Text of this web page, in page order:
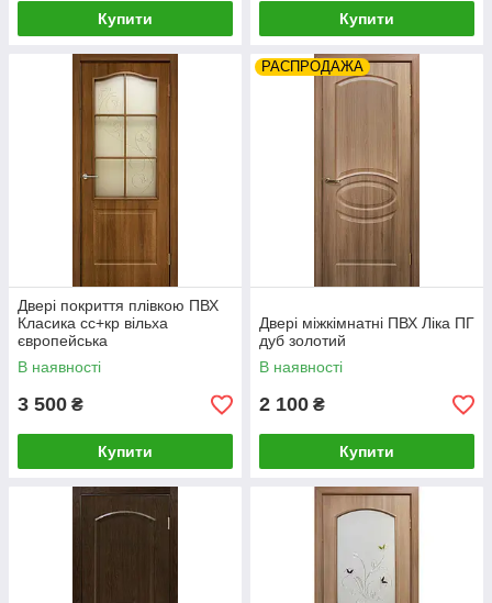
Купити Купити
Двері покриття плівкою ПВХ
Класика сс+кр вільха
європейська
В наявності
3 500 ₴
Купити
РАСПРОДАЖА
Двері міжкімнатні ПВХ Ліка ПГ
дуб золотий
В наявності
2 100 ₴
Купити